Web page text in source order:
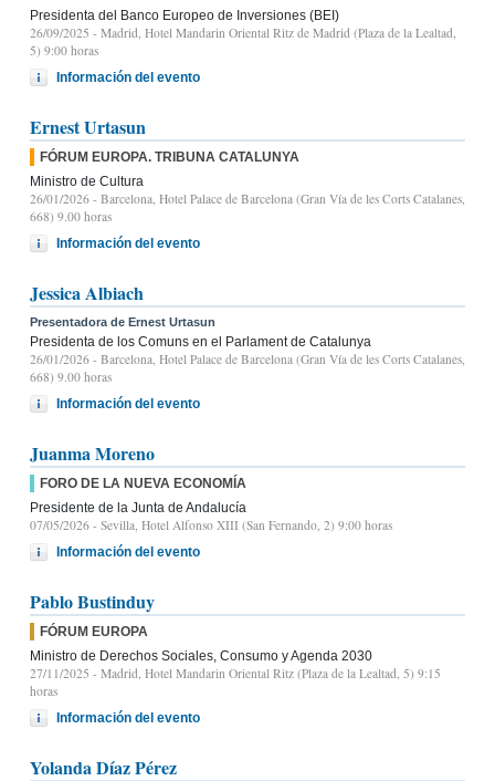
Presidenta del Banco Europeo de Inversiones (BEI)
26/09/2025 - Madrid, Hotel Mandarin Oriental Ritz de Madrid (Plaza de la Lealtad,
5) 9:00 horas
Información del evento
Ernest Urtasun
FÓRUM EUROPA. TRIBUNA CATALUNYA
Ministro de Cultura
26/01/2026 - Barcelona, Hotel Palace de Barcelona (Gran Vía de les Corts Catalanes,
668) 9.00 horas
Información del evento
Jessica Albiach
Presentadora de Ernest Urtasun
Presidenta de los Comuns en el Parlament de Catalunya
26/01/2026 - Barcelona, Hotel Palace de Barcelona (Gran Vía de les Corts Catalanes,
668) 9.00 horas
Información del evento
Juanma Moreno
FORO DE LA NUEVA ECONOMÍA
Presidente de la Junta de Andalucía
07/05/2026 - Sevilla, Hotel Alfonso XIII (San Fernando, 2) 9:00 horas
Información del evento
Pablo Bustinduy
FÓRUM EUROPA
Ministro de Derechos Sociales, Consumo y Agenda 2030
27/11/2025 - Madrid, Hotel Mandarin Oriental Ritz (Plaza de la Lealtad, 5) 9:15
horas
Información del evento
Yolanda Díaz Pérez